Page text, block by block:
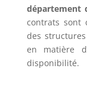
département
contrats sont
des
en matière
disponibilité.